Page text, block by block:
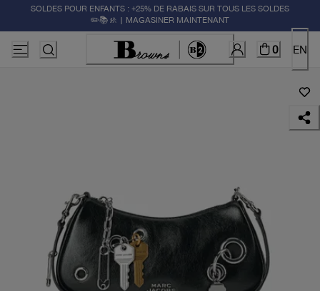
SOLDES POUR ENFANTS : +25% DE RABAIS SUR TOUS LES SOLDES
✏️📚🚸 | MAGASINER MAINTENANT
0 EN